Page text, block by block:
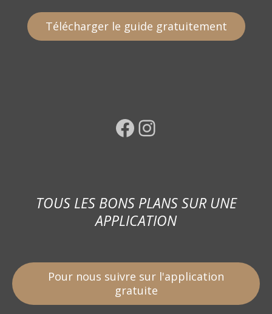
Télécharger le guide gratuitement
Facebook Instagram
TOUS LES BONS PLANS SUR UNE
APPLICATION
Pour nous suivre sur l'application
gratuite